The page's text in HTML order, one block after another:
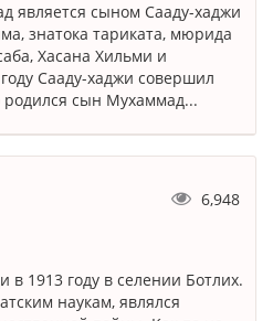
является сыном Сааду-хаджи
знатока тариката, мюрида
Хасана Хильми и
Сааду-хаджи совершил
родился сын Мухаммад...
6,948
в 1913 году в селении Ботлих.
наукам, являлся